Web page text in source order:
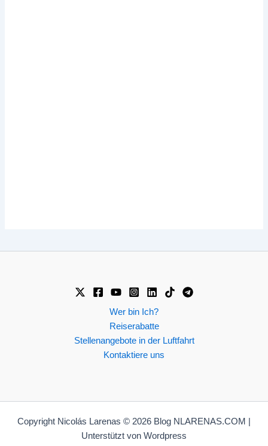
Wer bin Ich?
Reiserabatte
Stellenangebote in der Luftfahrt
Kontaktiere uns
Copyright Nicolás Larenas © 2026 Blog NLARENAS.COM |
Unterstützt von Wordpress